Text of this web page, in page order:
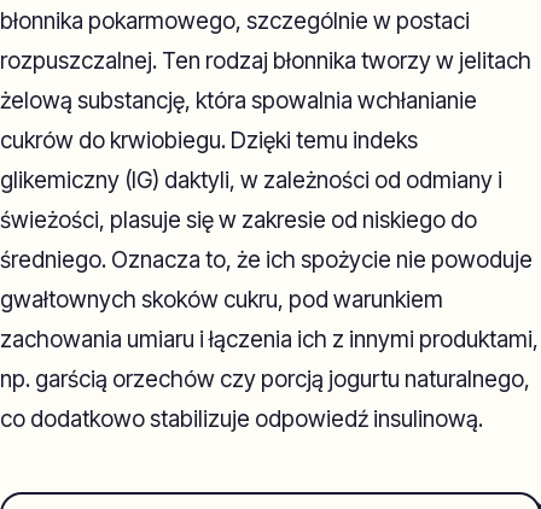
błonnika pokarmowego, szczególnie w postaci
rozpuszczalnej. Ten rodzaj błonnika tworzy w jelitach
żelową substancję, która spowalnia wchłanianie
cukrów do krwiobiegu. Dzięki temu indeks
glikemiczny (IG) daktyli, w zależności od odmiany i
świeżości, plasuje się w zakresie od niskiego do
średniego. Oznacza to, że ich spożycie nie powoduje
gwałtownych skoków cukru, pod warunkiem
zachowania umiaru i łączenia ich z innymi produktami,
np. garścią orzechów czy porcją jogurtu naturalnego,
co dodatkowo stabilizuje odpowiedź insulinową.